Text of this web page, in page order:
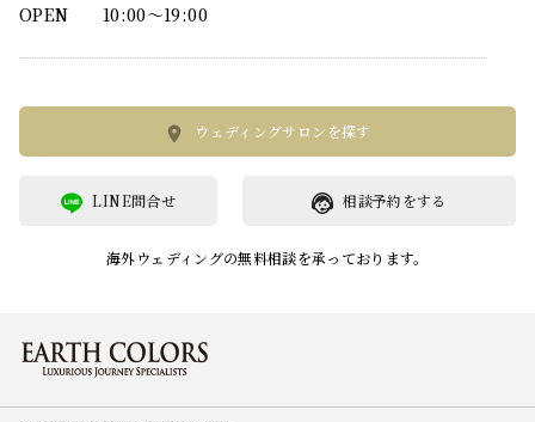
OPEN
10:00〜19:00
ウェディングサロンを探す
相談予約をする
LINE問合せ
海外ウェディングの無料相談を承っております。